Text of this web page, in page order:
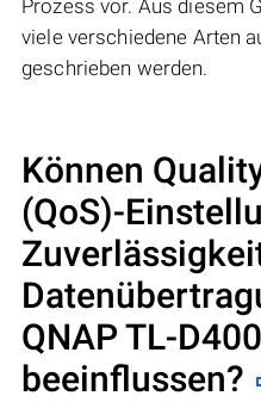
Prozess vor. Aus diesem
viele verschiedene Arten
geschrieben werden.
Können
(QoS)-
QNAP TL-
beeinflussen?